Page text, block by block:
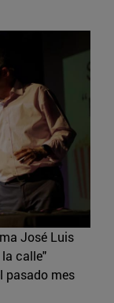
José Luis
calle"
pasado mes